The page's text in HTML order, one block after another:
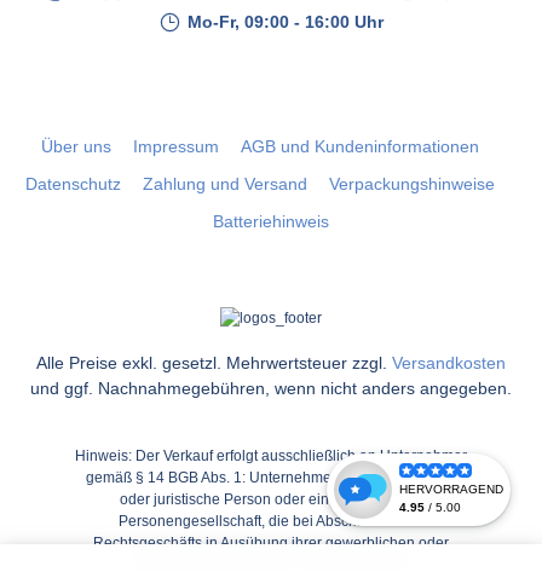
Mo-Fr, 09:00 - 16:00 Uhr
Über uns Impressum
AGB und Kundeninformationen
Datenschutz
Zahlung und Versand
Verpackungshinweise
Batteriehinweis
Alle Preise exkl. gesetzl. Mehrwertsteuer zzgl. Versandkosten
und ggf. Nachnahmegebühren, wenn nicht anders angegeben.
Hinweis: Der Verkauf erfolgt ausschließlich an Unternehmer
gemäß § 14 BGB Abs. 1: Unternehmer ist eine natürliche
oder juristische Person oder eine rechtsfähige
Personengesellschaft, die bei Abschluss eines
Rechtsgeschäfts in Ausübung ihrer gewerblichen oder